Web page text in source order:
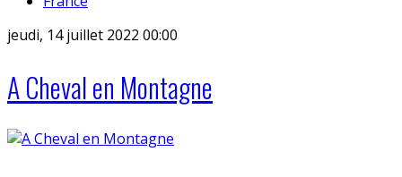
jeudi, 14 juillet 2022 00:00
A Cheval en Montagne